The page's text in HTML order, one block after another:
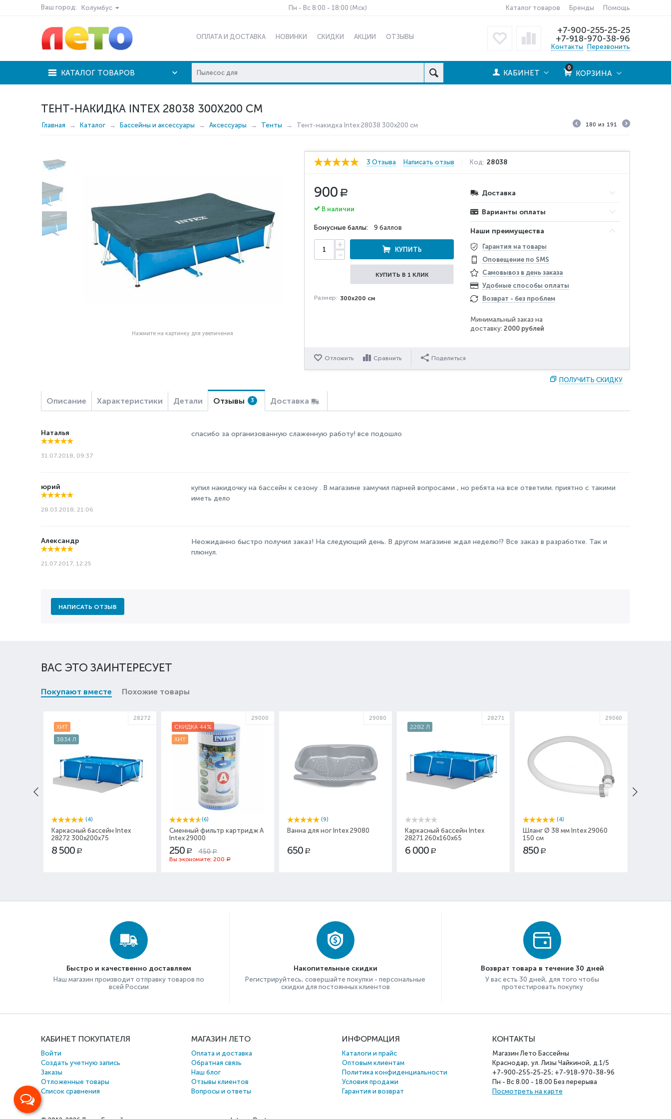
Ваш город: Колумбус Пн - Вс 8:00 - 18:00 (Мск) Каталог товаров Бренды Помощь
ОПЛАТА И ДОСТАВКА НОВИНКИ СКИДКИ АКЦИИ ОТЗЫВЫ
+7-900-255-25-25
+7-918-970-38-96
Контакты Перезвонить
КАТАЛОГ ТОВАРОВ
0
КОРЗИНА
КАБИНЕТ
ТЕНТ-НАКИДКА INTEX 28038 300X200 СМ
Главная Каталог Бассейны и аксессуары Аксессуары Тенты Тент-накидка Intex 28038 300x200 см 180 из 191
Нажмите на картинку для увеличения
3 Отзыва Написать отзыв Код: 28038
900 Р
В наличии
Бонусные баллы: 9 баллов
+
−
КУПИТЬ
КУПИТЬ В 1 КЛИК
Размер: 300х200 см
Доставка
Варианты оплаты
Наши преимущества
Гарантия на товары
Оповещение по SMS
Самовывоз в день заказа
Удобные способы оплаты
Возврат - без проблем
Минимальный заказ на
доставку:2000 рублей
Отложить Сравнить Поделиться
ПОЛУЧИТЬ СКИДКУ
Описание Характеристики Детали Отзывы 3 Доставка
Наталья
31.07.2018, 09:37
спасибо за организованную слаженную работу! все подошло
юрий
28.03.2018, 21:06
купил накидочку на бассейн к сезону . В магазине замучил парней вопросами , но ребята на все ответили. приятно с такими
иметь дело
Александр
21.07.2017, 12:25
Неожиданно быстро получил заказ! На следующий день. В другом магазине ждал неделю!? Все заказ в разработке. Так и
плюнул.
НАПИСАТЬ ОТЗЫВ
ВАС ЭТО ЗАИНТЕРЕСУЕТ
Покупают вместе Похожие товары
ХИТ
3834 Л
28272
(4)
Каркасный бассейн Intex
28272 300x200x75
8 500 Р
СКИДКА 44%
ХИТ
29000
(6)
Сменный фильтр картридж A
Intex 29000
250 Р 450 Р
Вы экономите: 200 Р
29080
(9)
Ванна для ног Intex 29080
650 Р
2282 Л
28271
Каркасный бассейн Intex
28271 260x160x65
6 000 Р
29060
(4)
Шланг Ø 38 мм Intex 29060
150 см
850 Р
Быстро и качественно доставляем
Наш магазин производит отправку товаров по
всей России
Накопительные скидки
Регистрируйтесь, совершайте покупки - персональные
скидки для постоянных клиентов
Возврат товара в течение 30 дней
У вас есть 30 дней, для того чтобы
протестировать покупку
КАБИНЕТ ПОКУПАТЕЛЯ
Войти
Создать учетную запись
Заказы
Отложенные товары
Список сравнения
МАГАЗИН ЛЕТО
Оплата и доставка
Обратная связь
Наш блог
Отзывы клиентов
Вопросы и ответы
ИНФОРМАЦИЯ
Каталоги и прайс
Оптовым клиентам
Политика конфиденциальности
Условия продажи
Гарантия и возврат
КОНТАКТЫ
Магазин Лето Бассейны
Краснодар, ул. Лизы Чайкиной, д.1/5
+7-900-255-25-25; +7-918-970-38-96
Пн - Вс 8.00 - 18.00 Без перерыва
Посмотреть на карте